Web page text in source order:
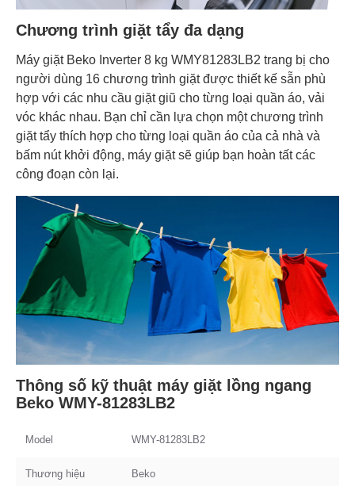
Chương trình giặt tẩy đa dạng
Máy giặt Beko Inverter 8 kg WMY81283LB2 trang bị cho
người dùng 16 chương trình giặt được thiết kế sẵn phù
hợp với các nhu cầu giặt giũ cho từng loại quần áo, vải
vóc khác nhau. Bạn chỉ cần lựa chọn một chương trình
giặt tẩy thích hợp cho từng loại quần áo của cả nhà và
bấm nút khởi động, máy giặt sẽ giúp bạn hoàn tất các
công đoạn còn lại.
Thông số kỹ thuật máy giặt lồng ngang
Beko WMY-81283LB2
Model WMY-81283LB2
Thương hiệu Beko